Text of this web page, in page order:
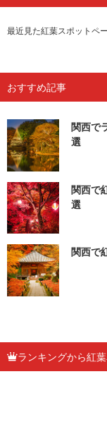
最近見た紅葉スポットペ
おすすめ記事
関西で
選
関西で
選
関西で
ランキングから紅